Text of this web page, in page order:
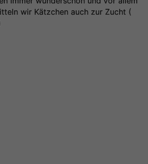
wir Kätzchen auch zur Zucht (